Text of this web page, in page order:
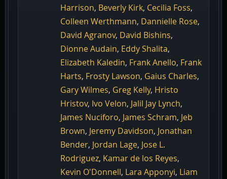
Harrison, Beverly Kirk, Cecilia Foss,
Colleen Werthmann, Dannielle Rose,
David Agranov, David Bishins,
Dionne Audain, Eddy Shalita,
Elizabeth Kaledin, Frank Anello, Frank
Harts, Frosty Lawson, Gaius Charles,
Gary Wilmes, Greg Kelly, Hristo
Hristov, Ivo Velon, Jalil Jay Lynch,
James Nuciforo, James Schram, Jeb
Brown, Jeremy Davidson, Jonathan
Bender, Jordan Lage, Jose L.
Rodriguez, Kamar de los Reyes,
Kevin O'Donnell, Lara Apponyi, Liam